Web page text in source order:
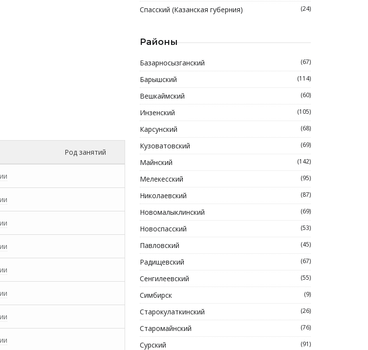
Род занятий
Спасский (Казанская губерния) (24)
Районы
Базарносызганский (67)
Барышский (114)
Вешкаймский (60)
Инзенский (105)
Карсунский (68)
Кузоватовский (69)
Майнский (142)
Мелекесский (95)
Николаевский (87)
Новомалыклинский (69)
Новоспасский (53)
Павловский (45)
Радищевский (67)
Сенгилеевский (55)
Симбирск (9)
Старокулаткинский (26)
Старомайнский (76)
Сурский (91)